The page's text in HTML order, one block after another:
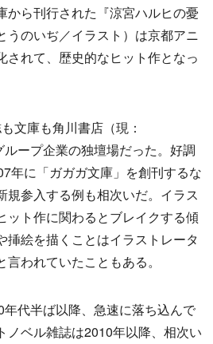
から刊行された『涼宮ハルヒの憂
うのいぢ／イラスト）は京都アニ
されて、歴史的なヒット作となっ
文庫も角川書店（現：
ープ企業の独壇場だった。好調
年に「ガガガ文庫」を創刊するな
規参入する例も相次いだ。イラス
ット作に関わるとブレイクする傾
挿絵を描くことはイラストレータ
われていたこともある。
代半ば以降、急速に落ち込んで
ノベル雑誌は2010年以降、相次い